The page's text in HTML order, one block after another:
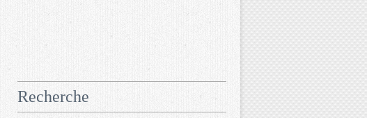
Recherche